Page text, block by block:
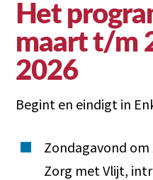
Het
maart t/m
2026
Begint en eindigt in
Zondagavond
Zorg met Vlijt,